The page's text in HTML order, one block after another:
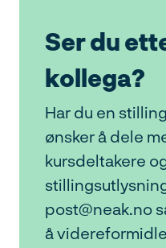
Ser du
kollega?
Har du en
ønsker å dele
kursdeltakere
post@neak.no
å